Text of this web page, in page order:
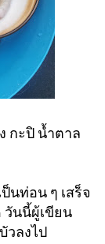
กะปิ น้ำตาล
นท่อน ๆ เสร็จ
วันนี้ผู้เขียน
วลงไป